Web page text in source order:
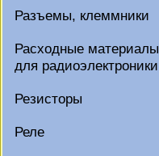
Разъемы, клеммники
Расходные материалы
для радиоэлектроники
Резисторы
Реле